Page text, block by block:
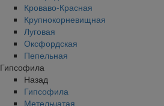
Кроваво-Красная
Крупнокорневищная
Луговая
Оксфордская
Пепельная
Гипсофила
Назад
Гипсофила
Метельчатая